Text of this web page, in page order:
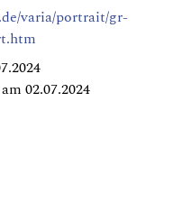
varia/portrait/gr-
02.07.2024